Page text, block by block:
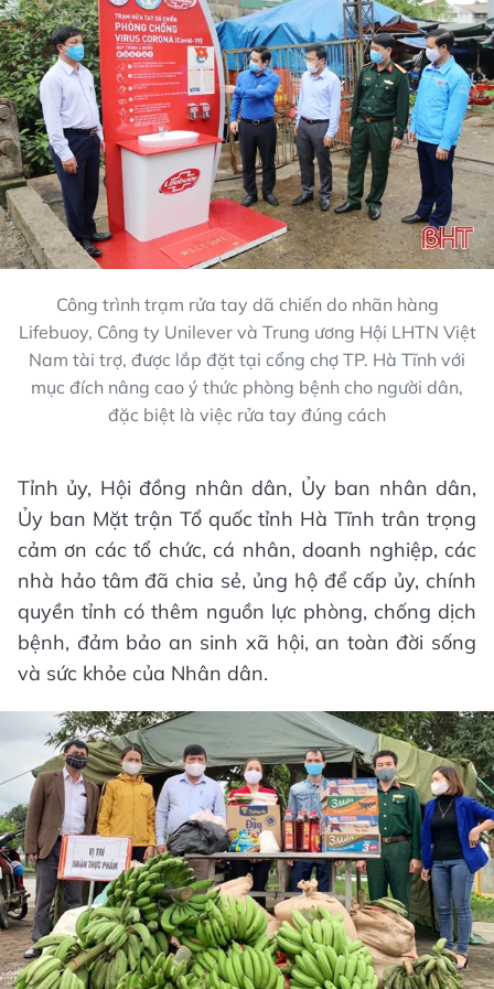
Công trình trạm rửa tay dã chiến do nhãn hàng
Lifebuoy, Công ty Unilever và Trung ương Hội LHTN Việt
Nam tài trợ, được lắp đặt tại cổng chợ TP. Hà Tĩnh với
mục đích nâng cao ý thức phòng bệnh cho người dân,
đặc biệt là việc rửa tay đúng cách
Tỉnh ủy, Hội đồng nhân dân, Ủy ban nhân dân,
Ủy ban Mặt trận Tổ quốc tỉnh Hà Tĩnh trân trọng
cảm ơn các tổ chức, cá nhân, doanh nghiệp, các
nhà hảo tâm đã chia sẻ, ủng hộ để cấp ủy, chính
quyền tỉnh có thêm nguồn lực phòng, chống dịch
bệnh, đảm bảo an sinh xã hội, an toàn đời sống
và sức khỏe của Nhân dân.